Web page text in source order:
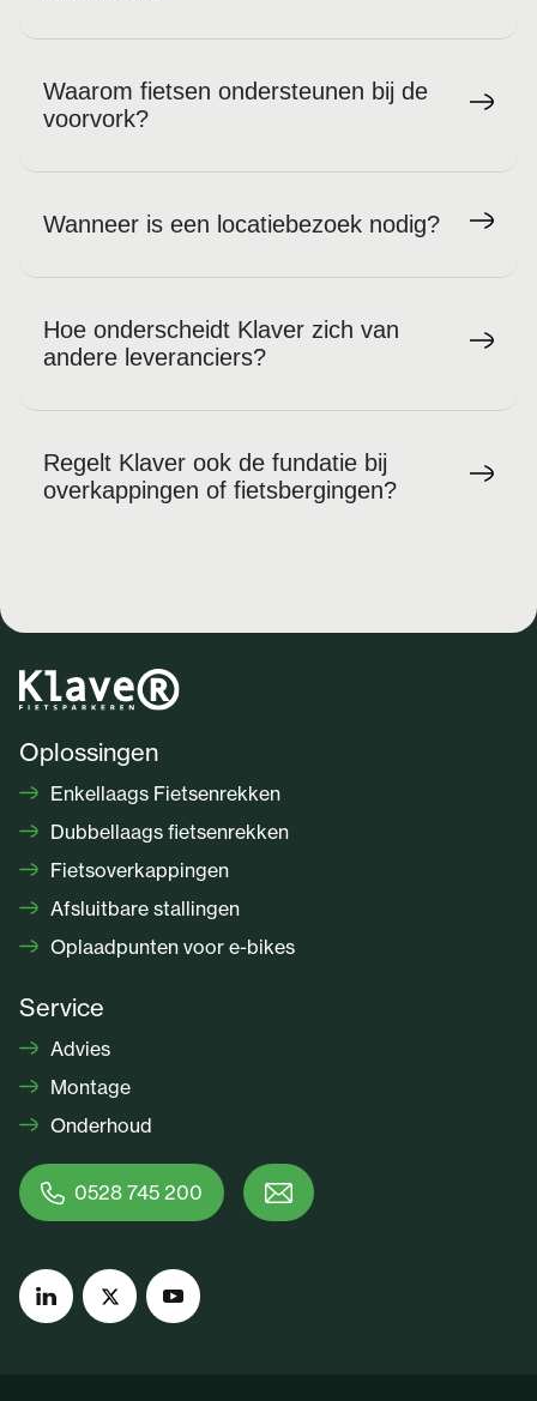
Waarom fietsen ondersteunen bij de
voorvork?
Wanneer is een locatiebezoek nodig?
Hoe onderscheidt Klaver zich van
andere leveranciers?
Regelt Klaver ook de fundatie bij
overkappingen of fietsbergingen?
Oplossingen
Enkellaags Fietsenrekken
Dubbellaags fietsenrekken
Fietsoverkappingen
Afsluitbare stallingen
Oplaadpunten voor e-bikes
Service
Advies
Montage
Onderhoud
0528 745 200